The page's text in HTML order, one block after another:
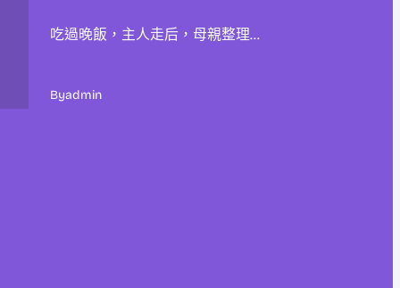
吃過晚飯，主人走后，母親整理…
Byadmin